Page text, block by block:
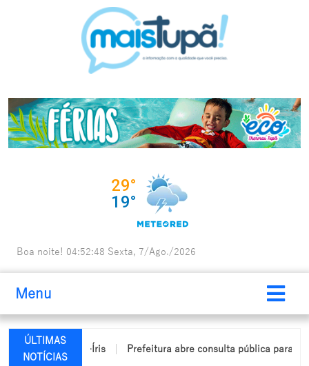
Boa noite! 04:52:50 Sexta, 7/Ago./2026
Menu
ÚLTIMAS
NOTÍCIAS
em Arco-Íris Prefeitura abre consulta pública para